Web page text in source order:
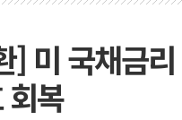
] 미 국채금
회복